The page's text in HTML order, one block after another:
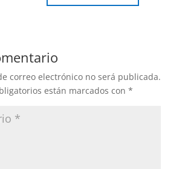
correo electrónico no será publicada.
están marcados con *